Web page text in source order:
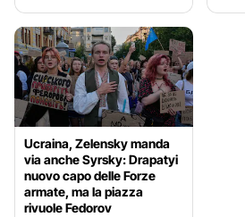
Ucraina, Zelensky manda
via anche Syrsky: Drapatyi
nuovo capo delle Forze
armate, ma la piazza
rivuole Fedorov